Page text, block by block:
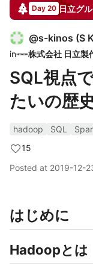
Day 20 日立グ
@s-kinos (S
in
SQL視点
たいの歴史
hadoop SQL
15
Posted at 2019-12-
はじめに
Hadoopとは